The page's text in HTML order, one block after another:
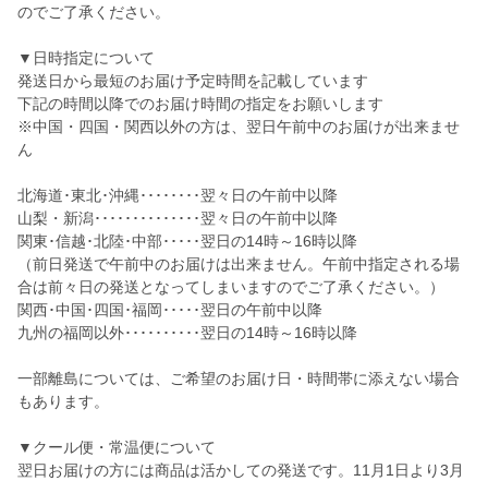
のでご了承ください。
▼日時指定について
発送日から最短のお届け予定時間を記載しています
下記の時間以降でのお届け時間の指定をお願いします
※中国・四国・関西以外の方は、翌日午前中のお届けが出来ませ
ん
北海道･東北･沖縄････････翌々日の午前中以降
山梨・新潟･･････････････翌々日の午前中以降
関東･信越･北陸･中部･････翌日の14時～16時以降
（前日発送で午前中のお届けは出来ません。午前中指定される場
合は前々日の発送となってしまいますのでご了承ください。）
関西･中国･四国･福岡･････翌日の午前中以降
九州の福岡以外･･････････翌日の14時～16時以降
一部離島については、ご希望のお届け日・時間帯に添えない場合
もあります。
▼クール便・常温便について
翌日お届けの方には商品は活かしての発送です。11月1日より3月